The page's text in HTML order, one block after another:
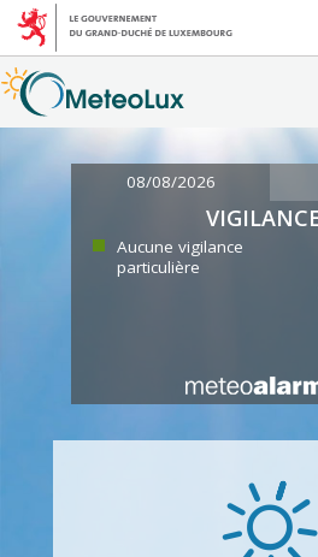
08/08/2026
Aucune vigilance
particulière